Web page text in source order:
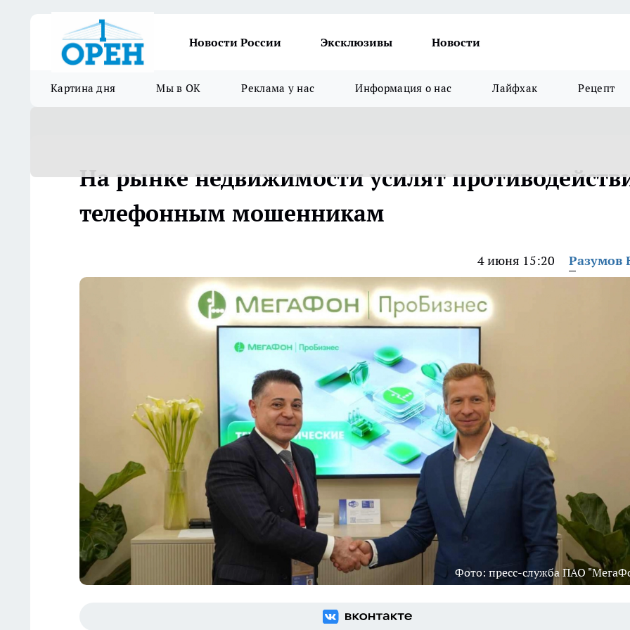
Новости России Эксклюзивы Новости
Картина дня Мы в ОК Реклама у нас Информация о нас Лайфхак Рецепт
На рынке недвижимости усилят
телефонным мошенникам
4 июня 15:20 Разумов
Фото: пресс-служба ПАО